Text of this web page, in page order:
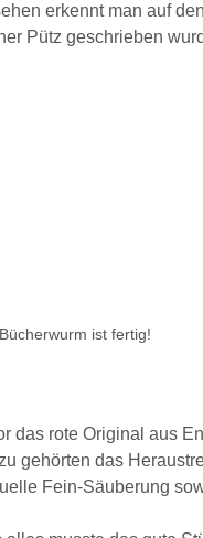
erkennt man auf
Pütz geschrieben
ist fertig!
das rote Original aus
gehörten das
Fein-Säuberung